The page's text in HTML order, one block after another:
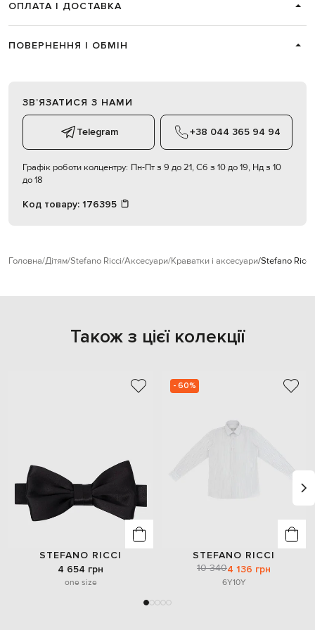
ОПЛАТА І ДОСТАВКА
ПОВЕРНЕННЯ І ОБМІН
ЗВʼЯЗАТИСЯ З НАМИ
Telegram +38 044 365 94 94
Графік роботи колцентру: Пн-Пт з 9 до 21, Сб з 10 до 19, Нд з 10
до 18
Код товару: 176395
Головна Дітям Stefano Ricci Аксесуари Краватки і аксесуари Stefano Ricci
Також з цієї колекції
STEFANO RICCI
4 654 грн
one size
- 60%
STEFANO RICCI
10 3404 136 грн
6Y10Y